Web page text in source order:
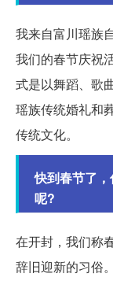
我来自富川瑶族
我们的春节庆祝
式是以舞蹈、歌
瑶族传统婚礼和
传统文化。
快到春节了
呢?
在开封，我们称
辞旧迎新的习俗